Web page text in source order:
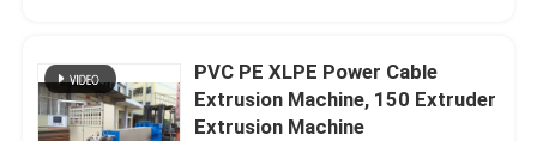
Thuis
PVC PE XLPE Power Cable
Extrusion Machine, 150 Extruder
Extrusion Machine